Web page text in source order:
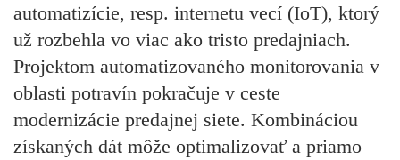
automatizície, resp. internetu vecí (IoT), ktorý
už rozbehla vo viac ako tristo predajniach.
Projektom automatizovaného monitorovania v
oblasti potravín pokračuje v ceste
modernizácie predajnej siete. Kombináciou
získaných dát môže optimalizovať a priamo